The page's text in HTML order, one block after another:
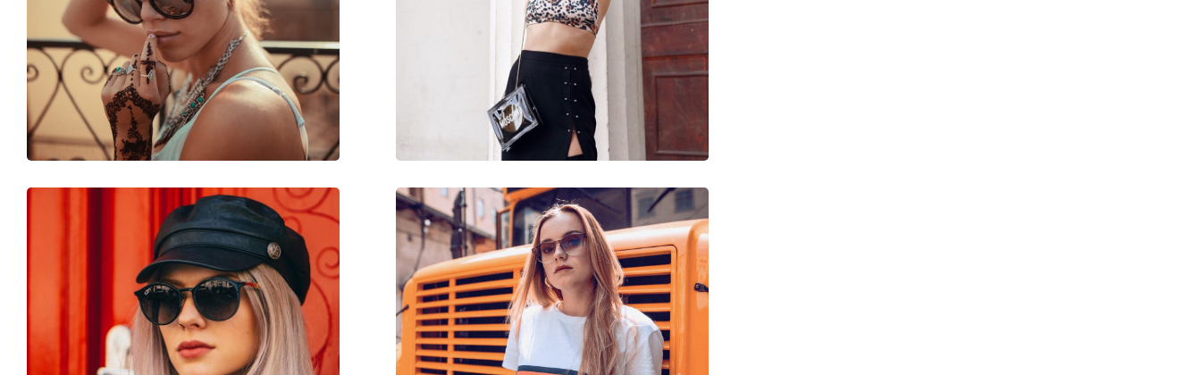
Μήκος βραχίονα:
145 mm
Γέφυρα:
20 mm
Βάρος:
150 γρ
Ρυθμιζόμενα μαξιλάρια μύτης:
Ναι
Αξεσουάρ
Παρέχονται με θήκη:
Ναι
Πανί καθαρισμού:
Ναι
Γυναικεία
Γυαλιά Ηλίου Επώνυμες Μάρκες
Persol
Χρήση:
Μόδα